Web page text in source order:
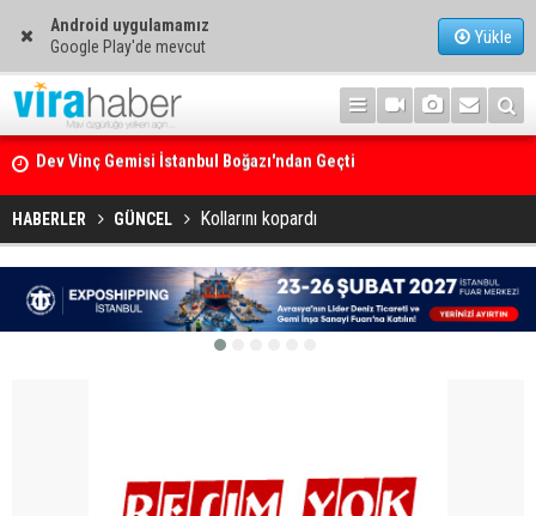
Android uygulamamız
Google Play'de mevcut
Yükle
Ege Denizi’nin En Büyük Mercan Ormanı
HABERLER GÜNCEL Kollarını kopardı